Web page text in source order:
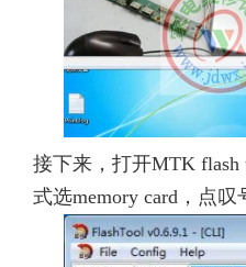
接下来，打开MTK
式选memory card，点